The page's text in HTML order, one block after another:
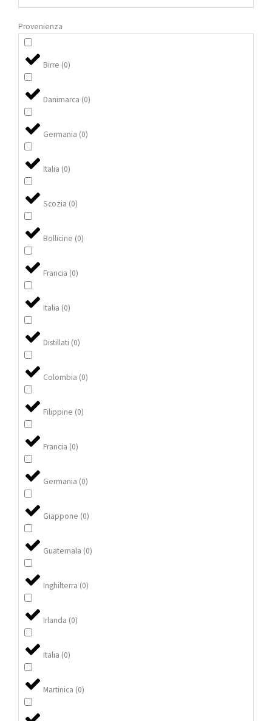
Provenienza
Birre (0)
Danimarca (0)
Germania (0)
Italia (0)
Scozia (0)
Bollicine (0)
Francia (0)
Italia (0)
Distillati (0)
Colombia (0)
Filippine (0)
Francia (0)
Germania (0)
Giappone (0)
Guatemala (0)
Inghilterra (0)
Irlanda (0)
Italia (0)
Martinica (0)